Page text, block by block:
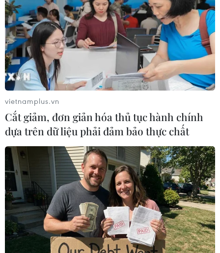
gọi phiến quân Taliban tham gia đàm phán hòa bình.
Pakistan, Trung Quốc sử dụng nhân dân
tệ trong thương mại song phương
03/01/2018 02:29
Ngân hàng nhà nước Pakistan cho hay họ đã có các
biện pháp liên quan tới chính sách "toàn diện" để đảm
vietnamplus.vn
Cắt giảm, đơn giản hóa thủ tục hành chính
dựa trên dữ liệu phải đảm bảo thực chất